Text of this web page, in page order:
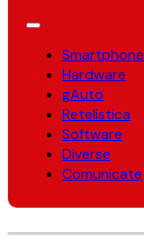
Smartphone
Hardware
gAuto
Retelistica
Software
Diverse
Comunicate